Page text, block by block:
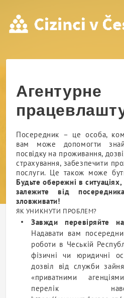
АГЕНТУРНЕ
Агентурне
Посередник – це особа,
вам може допомогти
посвідку на проживання,
страхування, забезпечити
послуги. Це також може
Будьте обережні в
залежите від посередника
зловживати!
ЯК УНИКНУТИ ПРОБЛЕМ?
Завжди перевіряйте
Надавати вам
роботи в Чеській
фізичні чи юридичні
дозвіл від служби
«приватними
перелік